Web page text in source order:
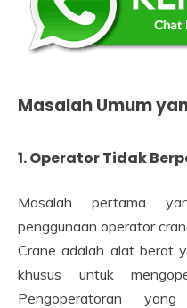
Masalah Umum
1. Operator Tidak
Masalah pertama
penggunaan operator
Crane adalah alat berat
khusus untuk
Pengoperatoran